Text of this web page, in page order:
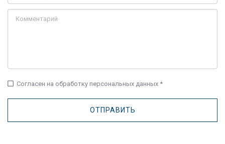
check_box_outline_blank Согласен на обработку персональных данных *